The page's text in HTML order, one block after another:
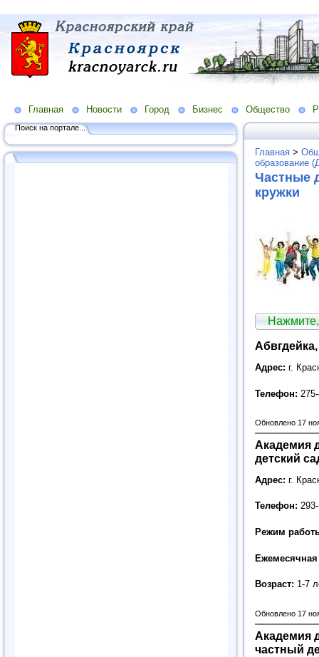
Главная Новости Город Бизнес Общество
Поиск на портале...
Главная >
образование
Частные
кружки
Адрес: г.
Телефон:
Обновлено 17
Академия
детский
Адрес: г.
Телефон:
Режим
Ежемесячная
Возраст: 1-7
Обновлено 17
Академия
частный